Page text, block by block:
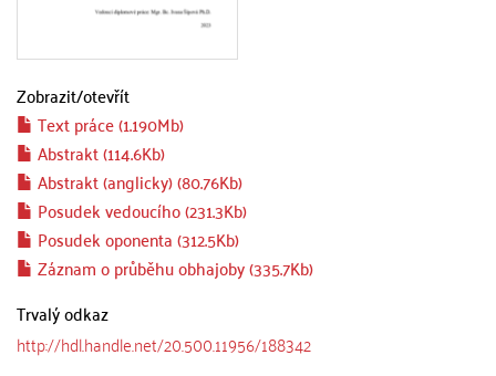
Zobrazit/otevřít
Text práce (1.190Mb)
Abstrakt (114.6Kb)
Abstrakt (anglicky) (80.76Kb)
Posudek vedoucího (231.3Kb)
Posudek oponenta (312.5Kb)
Záznam o průběhu obhajoby (335.7Kb)
Trvalý odkaz
http://hdl.handle.net/20.500.11956/188342